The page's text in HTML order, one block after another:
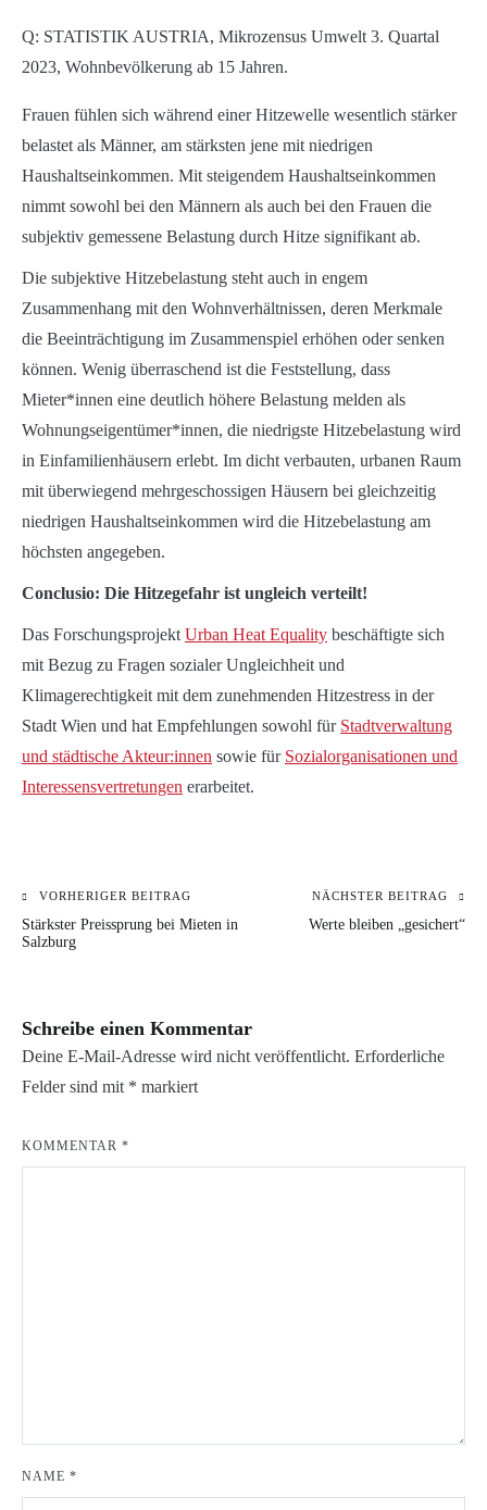
Q: STATISTIK AUSTRIA, Mikrozensus Umwelt 3. Quartal
2023, Wohnbevölkerung ab 15 Jahren.
Frauen fühlen sich während einer Hitzewelle wesentlich stärker
belastet als Männer, am stärksten jene mit niedrigen
Haushaltseinkommen. Mit steigendem Haushaltseinkommen
nimmt sowohl bei den Männern als auch bei den Frauen die
subjektiv gemessene Belastung durch Hitze signifikant ab.
Die subjektive Hitzebelastung steht auch in engem
Zusammenhang mit den Wohnverhältnissen, deren Merkmale
die Beeinträchtigung im Zusammenspiel erhöhen oder senken
können. Wenig überraschend ist die Feststellung, dass
Mieter*innen eine deutlich höhere Belastung melden als
Wohnungseigentümer*innen, die niedrigste Hitzebelastung wird
in Einfamilienhäusern erlebt. Im dicht verbauten, urbanen Raum
mit überwiegend mehrgeschossigen Häusern bei gleichzeitig
niedrigen Haushaltseinkommen wird die Hitzebelastung am
höchsten angegeben.
Conclusio: Die Hitzegefahr ist ungleich verteilt!
Das Forschungsprojekt Urban Heat Equality beschäftigte sich
mit Bezug zu Fragen sozialer Ungleichheit und
Klimagerechtigkeit mit dem zunehmenden Hitzestress in der
Stadt Wien und hat Empfehlungen sowohl für Stadtverwaltung
und städtische Akteur:innen sowie für Sozialorganisationen und
Interessensvertretungen erarbeitet.
KATEGORIE:
BLOG
Beitragsnavigation
VORHERIGER BEITRAG
Stärkster Preissprung bei Mieten in
Salzburg
NÄCHSTER BEITRAG
Werte bleiben „gesichert“
Schreibe einen Kommentar
Deine E-Mail-Adresse wird nicht veröffentlicht. Erforderliche
Felder sind mit * markiert
KOMMENTAR *
NAME *